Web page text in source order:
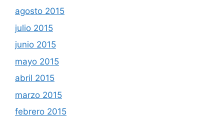
agosto 2015
julio 2015
junio 2015
mayo 2015
abril 2015
marzo 2015
febrero 2015